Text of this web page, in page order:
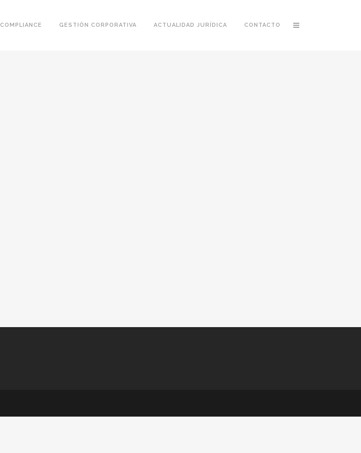
COMPLIANCE GESTIÓN CORPORATIVA ACTUALIDAD JURÍDICA CONTACTO